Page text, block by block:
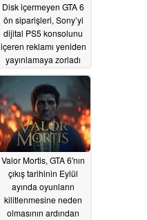
Disk içermeyen GTA 6
ön siparişleri, Sony’yi
dijital PS5 konsolunu
içeren reklamı yeniden
yayınlamaya zorladı
06/25/2026
Valor Mortis, GTA 6'nın
çıkış tarihinin Eylül
ayında oyunların
kilitlenmesine neden
olmasının ardından